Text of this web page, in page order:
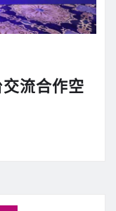
流合作空